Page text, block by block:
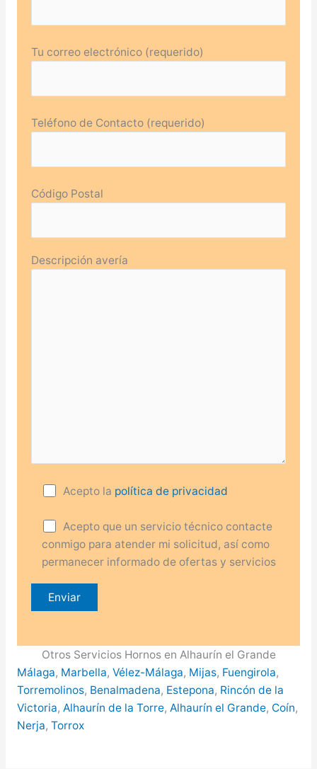
Tu correo electrónico (requerido)
Teléfono de Contacto (requerido)
Código Postal
Descripción avería
Acepto la política de privacidad
Acepto que un servicio técnico contacte
conmigo para atender mi solicitud, así como
permanecer informado de ofertas y servicios
Otros Servicios Hornos en Alhaurín el Grande
Málaga, Marbella, Vélez-Málaga, Mijas, Fuengirola,
Torremolinos, Benalmadena, Estepona, Rincón de la
Victoria, Alhaurín de la Torre, Alhaurín el Grande, Coín,
Nerja, Torrox